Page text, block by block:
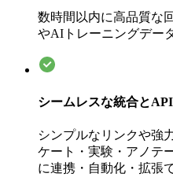
数時間以内に高品質な
やAIトレーニングデー
シームレスな統合とAPI
シンプルなリンクや強
ケート・実験・アノテ
に連携・自動化・拡張